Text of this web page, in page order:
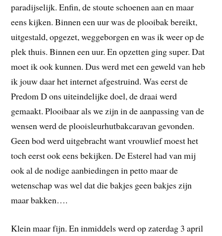
paradijselijk. Enfin, de stoute schoenen aan en maar
eens kijken. Binnen een uur was de plooibak bereikt,
uitgestald, opgezet, weggeborgen en was ik weer op de
plek thuis. Binnen een uur. En opzetten ging super. Dat
moet ik ook kunnen. Dus werd met een geweld van heb
ik jouw daar het internet afgestruind. Was eerst de
Predom D ons uiteindelijke doel, de draai werd
gemaakt. Plooibaar als we zijn in de aanpassing van de
wensen werd de plooisleurhutbakcaravan gevonden.
Geen bod werd uitgebracht want vrouwlief moest het
toch eerst ook eens bekijken. De Esterel had van mij
ook al de nodige aanbiedingen in petto maar de
wetenschap was wel dat die bakjes geen bakjes zijn
maar bakken….
Klein maar fijn. En inmiddels werd op zaterdag 3 april